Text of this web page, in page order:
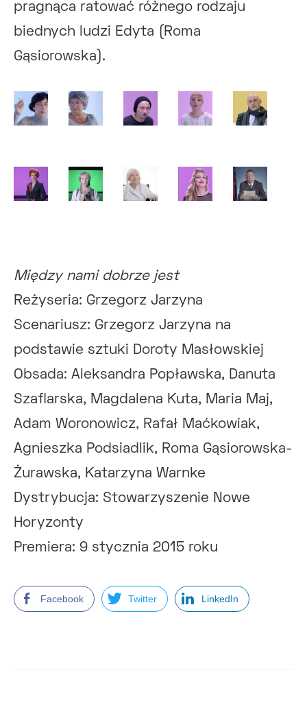
pragnąca ratować różnego rodzaju
biednych ludzi Edyta (Roma
Gąsiorowska).
Między nami dobrze jest
Reżyseria: Grzegorz Jarzyna
Scenariusz: Grzegorz Jarzyna na
podstawie sztuki Doroty Masłowskiej
Obsada: Aleksandra Popławska, Danuta
Szaflarska, Magdalena Kuta, Maria Maj,
Adam Woronowicz, Rafał Maćkowiak,
Agnieszka Podsiadlik, Roma Gąsiorowska-
Żurawska, Katarzyna Warnke
Dystrybucja: Stowarzyszenie Nowe
Horyzonty
Premiera: 9 stycznia 2015 roku
Facebook Twitter LinkedIn